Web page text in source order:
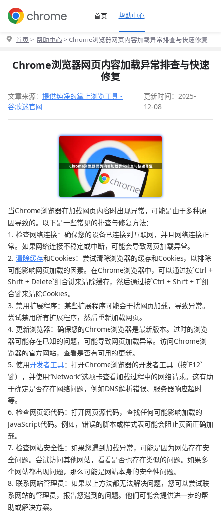
首页 帮助中心
首页 > 帮助中心> Chrome浏览器网页内容加载异常排查与快速修复
Chrome浏览器网页内容加载异常排查与快速
修复
文章来源： 提供纯净的掌上浏览工具 -
谷歌迷官网
更新时间：2025-
12-08
当Chrome浏览器在加载网页内容时出现异常，可能是由于多种原
因导致的。以下是一些常见的排查与修复方法：
1. 检查网络连接：确保您的设备已连接到互联网，并且网络连接正
常。如果网络连接不稳定或中断，可能会导致网页加载异常。
2. 清除缓存和Cookies：尝试清除浏览器的缓存和Cookies，以排除
可能影响网页加载的因素。在Chrome浏览器中，可以通过按`Ctrl +
Shift + Delete`组合键来清除缓存，然后通过按`Ctrl + Shift + T`组
合键来清除Cookies。
3. 禁用扩展程序：某些扩展程序可能会干扰网页加载，导致异常。
尝试禁用所有扩展程序，然后重新加载网页。
4. 更新浏览器：确保您的Chrome浏览器是最新版本。过时的浏览
器可能存在已知的问题，可能导致网页加载异常。访问Chrome浏
览器的官方网站，查看是否有可用的更新。
5. 使用开发者工具：打开Chrome浏览器的开发者工具（按`F12`
键），并使用“Network”选项卡查看加载过程中的网络请求。这有助
于确定是否存在网络问题，例如DNS解析错误、服务器响应超时
等。
6. 检查网页源代码：打开网页源代码，查找任何可能影响加载的
JavaScript代码。例如，错误的脚本或样式表可能会阻止页面正确加
载。
7. 检查网站安全性：如果您遇到加载异常，可能是因为网站存在安
全问题。尝试访问其他网站，看看是否也存在类似的问题。如果多
个网站都出现问题，那么可能是网站本身的安全性问题。
8. 联系网站管理员：如果以上方法都无法解决问题，您可以尝试联
系网站的管理员，报告您遇到的问题。他们可能会提供进一步的帮
助或解决方案。